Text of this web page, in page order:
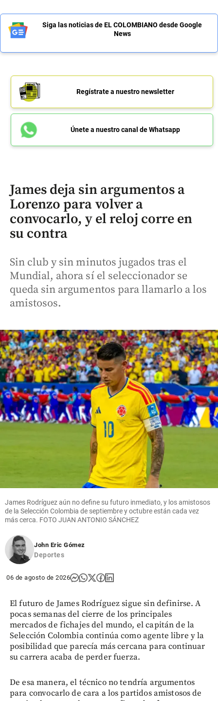
Siga las noticias de EL COLOMBIANO desde Google
News
Regístrate a nuestro newsletter
Únete a nuestro canal de Whatsapp
James deja sin argumentos a
Lorenzo para volver a
convocarlo, y el reloj corre en
su contra
Sin club y sin minutos jugados tras el
Mundial, ahora sí el seleccionador se
queda sin argumentos para llamarlo a los
amistosos.
James Rodríguez aún no define su futuro inmediato, y los amistosos
de la Selección Colombia de septiembre y octubre están cada vez
más cerca. FOTO JUAN ANTONIO SÁNCHEZ
John Eric Gómez
Deportes
06 de agosto de 2026
El futuro de James Rodríguez sigue sin definirse. A
pocas semanas del cierre de los principales
mercados de fichajes del mundo, el capitán de la
Selección Colombia continúa como agente libre y la
posibilidad que parecía más cercana para continuar
su carrera acaba de perder fuerza.
De esa manera, el técnico no tendría argumentos
para convocarlo de cara a los partidos amistosos de